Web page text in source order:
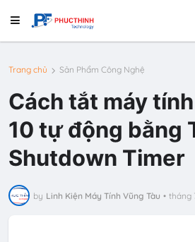
Trang chủ Sản Phẩm Công Nghệ
Cách tắt máy
10 tự động bằng
Shutdown Timer
by Linh Kiện Máy Tính Vũng Tàu • tháng